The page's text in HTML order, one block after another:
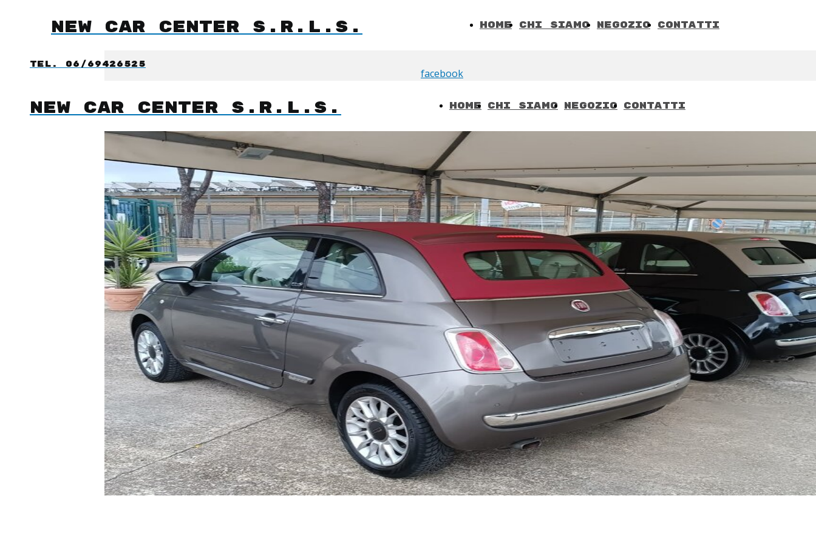
Home Chi Siamo Negozio Contatti
NEW CAR CENTER S.R.L.S.
facebook
Tel. 06/69426525
Home Chi Siamo Negozio Contatti
NEW CAR CENTER S.R.L.S.